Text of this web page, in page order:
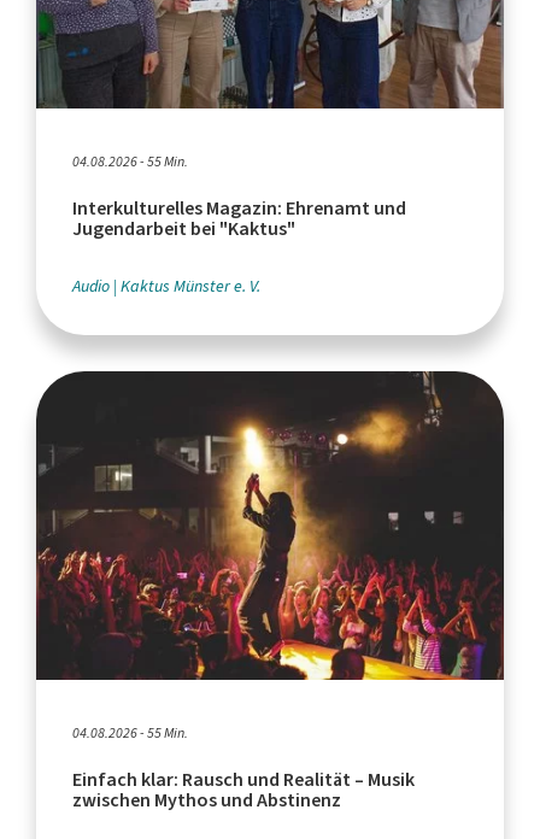
04.08.2026 - 55 Min.
Interkulturelles Magazin: Ehrenamt und
Jugendarbeit bei "Kaktus"
Audio Kaktus Münster e. V.
04.08.2026 - 55 Min.
Einfach klar: Rausch und Realität – Musik
zwischen Mythos und Abstinenz